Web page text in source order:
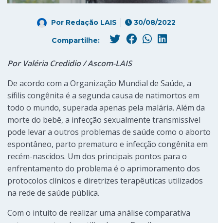
Por Redação LAIS 30/08/2022
Compartilhe:
Por Valéria Credidio / Ascom-LAIS
De acordo com a Organização Mundial de Saúde, a
sífilis congênita é a segunda causa de natimortos em
todo o mundo, superada apenas pela malária. Além da
morte do bebê, a infecção sexualmente transmissível
pode levar a outros problemas de saúde como o aborto
espontâneo, parto prematuro e infecção congênita em
recém-nascidos. Um dos principais pontos para o
enfrentamento do problema é o aprimoramento dos
protocolos clínicos e diretrizes terapêuticas utilizados
na rede de saúde pública.
Com o intuito de realizar uma análise comparativa